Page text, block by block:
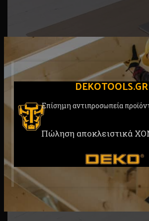
DEKOTOOLS.GR
Επίσημη αντιπροσωπεία
Πώληση αποκλειστικά